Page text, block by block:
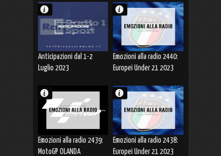
Anticipazioni dal 1-2
Luglio 2023
Emozioni alla radio 2440:
Europei Under 21 2023
(28.06.2023)
Emozioni alla radio 2439:
MotoGP OLANDA
Emozioni alla radio 2438:
Europei Under 21 2023